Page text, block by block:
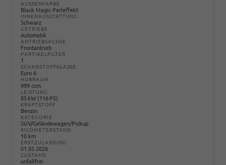
AUSSENFARBE
Black Magic Perleffekt
INNENAUSSTATTUNG
Schwarz
GETRIEBE
Automatik
ANTRIEBSACHSE
Frontantrieb
PARTIKELFILTER
1
SCHADSTOFFKLASSE
Euro 6
HUBRAUM
999 ccm
LEISTUNG
85 kW (116 PS)
KRAFTSTOFF
Benzin
KATEGORIE
SUV/Geländewagen/Pickup
KILOMETERSTAND
10 km
ERSTZULASSUNG
01.05.2026
ZUSTAND
unfallfrei